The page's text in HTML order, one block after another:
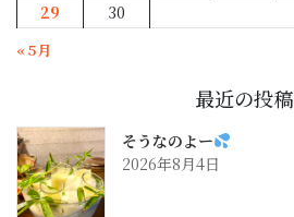
29
30
« 5月
最近の投稿
そうなのよー
2026年8月4日